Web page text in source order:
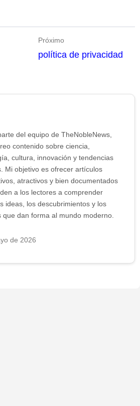
Próximo
política de privacidad
del equipo de TheNobleNews,
contenido sobre ciencia,
cultura, innovación y tendencias
Mi objetivo es ofrecer artículos
atractivos y bien documentados
a los lectores a comprender
ideas, los descubrimientos y los
que dan forma al mundo moderno.
de 2026